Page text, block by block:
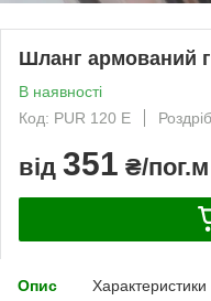
Шланг армований
В наявності
Код: PUR 120 E
Роздріб
від 351 ₴/пог.м
Опис Характеристики